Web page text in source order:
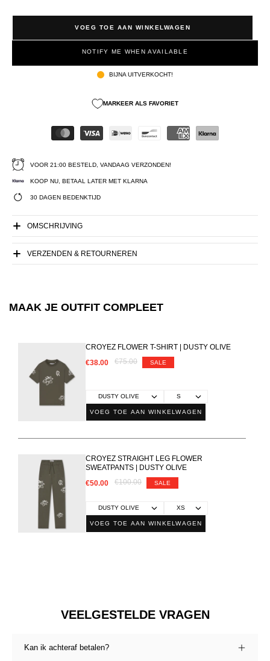
VOEG TOE AAN WINKELWAGEN
NOTIFY ME WHEN AVAILABLE
BIJNA UITVERKOCHT!
MARKEER ALS FAVORIET
VOOR 21:00 BESTELD, VANDAAG VERZONDEN!
KOOP NU, BETAAL LATER MET KLARNA
30 DAGEN BEDENKTIJD
OMSCHRIJVING
VERZENDEN & RETOURNEREN
MAAK JE OUTFIT COMPLEET
CROYEZ FLOWER T-SHIRT | DUSTY OLIVE
€38.00
€75.00 SALE
VOEG TOE AAN WINKELWAGEN
CROYEZ STRAIGHT LEG FLOWER
SWEATPANTS | DUSTY OLIVE
€50.00
€100.00 SALE
VOEG TOE AAN WINKELWAGEN
VEELGESTELDE VRAGEN
Kan ik achteraf betalen?